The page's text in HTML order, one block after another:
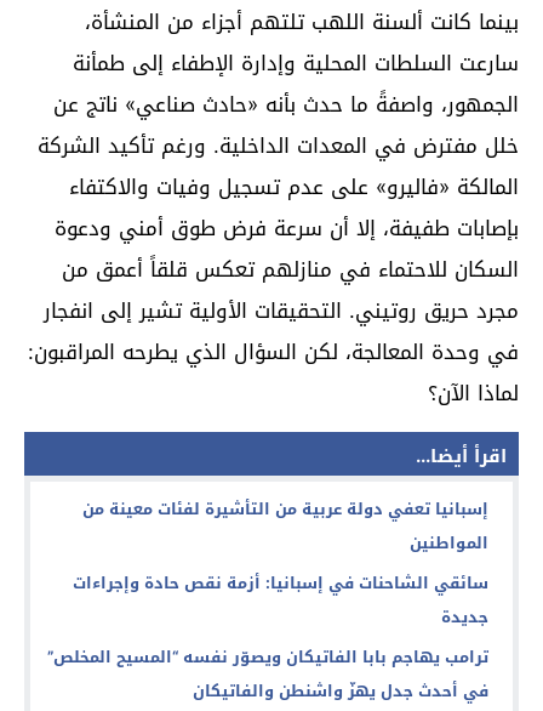
بينما كانت ألسنة اللهب تلتهم أجزاء من المنشأة،
سارعت السلطات المحلية وإدارة الإطفاء إلى طمأنة
الجمهور، واصفةً ما حدث بأنه «حادث صناعي» ناتج عن
خلل مفترض في المعدات الداخلية. ورغم تأكيد الشركة
المالكة «فاليرو» على عدم تسجيل وفيات والاكتفاء
بإصابات طفيفة، إلا أن سرعة فرض طوق أمني ودعوة
السكان للاحتماء في منازلهم تعكس قلقاً أعمق من
مجرد حريق روتيني. التحقيقات الأولية تشير إلى انفجار
في وحدة المعالجة، لكن السؤال الذي يطرحه المراقبون:
لماذا الآن؟
اقرأ أيضا...
إسبانيا تعفي دولة عربية من التأشيرة لفئات معينة من
المواطنين
سائقي الشاحنات في إسبانيا: أزمة نقص حادة وإجراءات
جديدة
ترامب يهاجم بابا الفاتيكان ويصوّر نفسه “المسيح المخلص”
في أحدث جدل يهزّ واشنطن والفاتيكان